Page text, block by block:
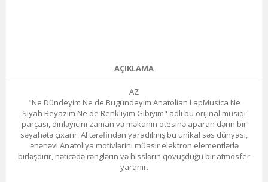
AÇIKLAMA
AZ
"Ne Dündeyim Ne de Bugündeyim Anatolian LapMusica Ne
Siyah Beyazım Ne de Renkliyim Gibiyim" adlı bu orijinal musiqi
parçası, dinləyicini zaman və məkanın ötesinə aparan dərin bir
səyahətə çıxarır. AI tərəfindən yaradılmış bu unikal səs dünyası,
ənənəvi Anatoliya motivlərini müasir elektron elementlərlə
birləşdirir, nəticədə rənglərin və hisslərin qovuşduğu bir atmosfer
yaranır.